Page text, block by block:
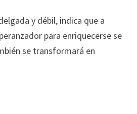
y débil, indica que a
para enriquecerse se
se transformará en